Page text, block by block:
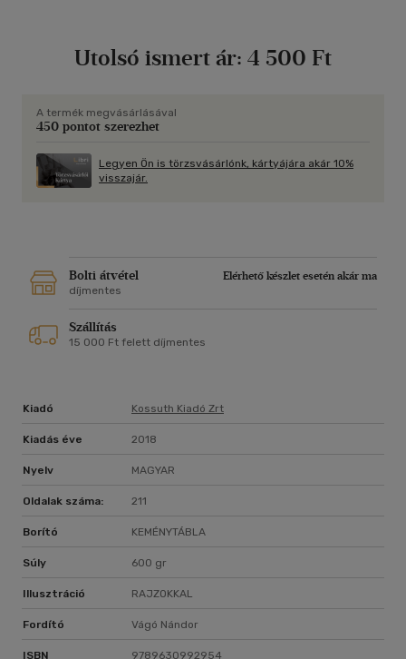
Utolsó ismert ár: 4 500 Ft
A termék megvásárlásával
450 pontot szerezhet
Legyen Ön is törzsvásárlónk, kártyájára akár 10%
visszajár.
Bolti átvétel
Elérhető készlet esetén akár ma
díjmentes
Szállítás
15 000 Ft felett díjmentes
Kiadó Kossuth Kiadó Zrt
Kiadás éve 2018
Nyelv MAGYAR
Oldalak száma: 211
Borító KEMÉNYTÁBLA
Súly 600 gr
Illusztráció RAJZOKKAL
Fordító Vágó Nándor
ISBN 9789630992954